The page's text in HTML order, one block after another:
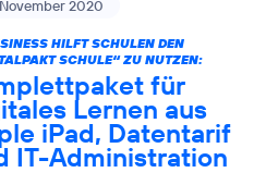
2020
HILFT SCHULEN DEN
SCHULE“ ZU NUTZEN:
für
Lernen aus
iPad, Datentarif
IT-Administration